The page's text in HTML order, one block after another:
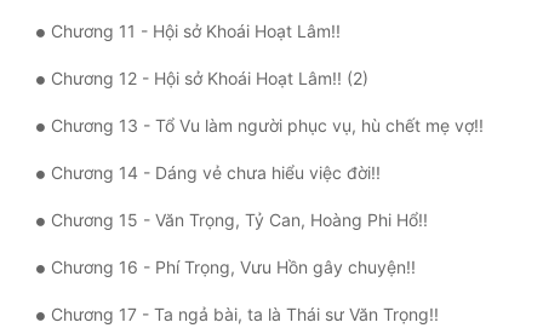
Trinh Thám
Triều Đấu
Trùng Sinh
Trọng Sinh
Chương 11 - Hội sở Khoái Hoạt Lâm!!
Chương 12 - Hội sở Khoái Hoạt Lâm!! (2)
Chương 13 - Tổ Vu làm người phục vụ, hù chết mẹ vợ!!
Chương 14 - Dáng vẻ chưa hiểu việc đời!!
Chương 15 - Văn Trọng, Tỷ Can, Hoàng Phi Hổ!!
Chương 16 - Phí Trọng, Vưu Hồn gây chuyện!!
Chương 17 - Ta ngả bài, ta là Thái sư Văn Trọng!!